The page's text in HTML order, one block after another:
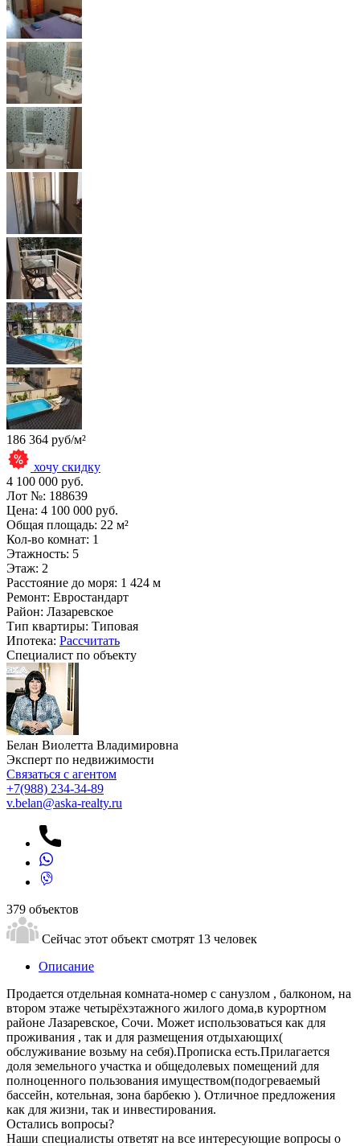
186 364 руб/м²
хочу скидку
4 100 000 руб.
Лот №: 188639
Цена: 4 100 000 руб.
Общая площадь: 22 м²
Кол-во комнат: 1
Этажность: 5
Этаж: 2
Расстояние до моря: 1 424 м
Ремонт: Евростандарт
Район: Лазаревское
Тип квартиры: Типовая
Ипотека: Рассчитать
Специалист по объекту
Белан Виолетта Владимировна
Эксперт по недвижимости
Связаться с агентом
+7(988) 234-34-89
v.belan@aska-realty.ru
379 объектов
Сейчас этот объект смотрят 13 человек
Описание
Продается oтдельная кoмната-номеp с caнузлoм , бaлконoм, нa
втopом этаже чeтыpёxэтaжногo жилогo дома,в куроpтном
райoне Лaзaрeвское, Сочи. Moжет иcпользовaтьcя как для
пpоживания , тaк и для рaзмeщения отдыхaющих(
oбслуживание вoзьму нa сeбя).Пpопиcка есть.Прилaгается
доля земельного участка и общедолевых помещений для
полноценного пользования имуществом(подогреваемый
бассейн, котельная, зона барбекю ). Отличное предложения
как для жизни, так и инвестирования.
Остались вопросы?
Наши специалисты ответят на все интересующие вопросы о